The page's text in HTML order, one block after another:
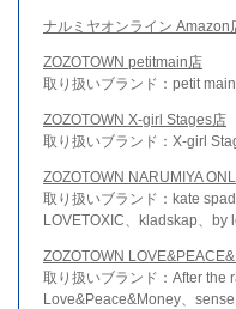
ナルミヤオンライン Amazon
ZOZOTOWN petitmain店
取り扱いブランド：petit
ZOZOTOWN X-girl Stages店
取り扱いブランド：X-girl
ZOZOTOWN NARUMIYA
取り扱いブランド：kate
LOVETOXIC、kladskap、by
ZOZOTOWN
取り扱いブランド：After the
Love&Peace&Money、